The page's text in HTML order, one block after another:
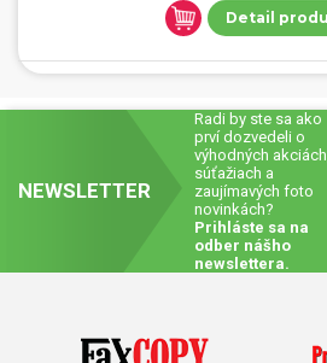
Detail
NEWSLETTER
Radi by ste sa ako
prví dozvedeli o
výhodných akciách,
súťažiach a
zaujímavých foto
novinkách?
Prihláste sa na
odber nášho
newslettera.